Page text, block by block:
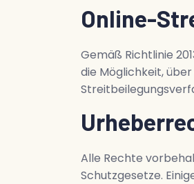
Online-
Gemäß Richtlinie
die Möglichkeit,
Alle Rechte
Schutzgesetze.